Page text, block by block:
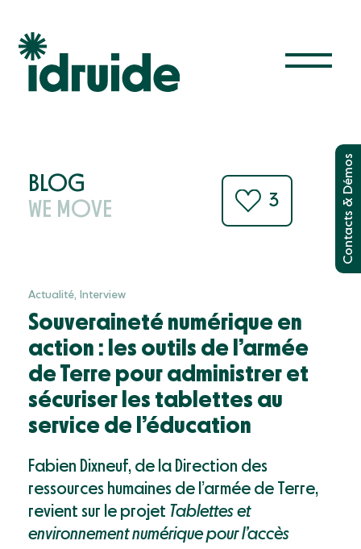
Contacts
& Démos
Administrer les appareils
Filtrer internet
Gérer la classe
Ressources
Blog
Webinaires & événements
Documentation
Success Stories
Mon compte
BLOG
WE MOVE
Actualité, Interview
Souveraineté numérique en
action : les outils de l’armée
de Terre pour administrer et
sécuriser les tablettes au
service de l’éducation
3
Fabien Dixneuf, de la Direction des
ressources humaines de l’armée de Terre,
revient sur le projet Tablettes et
environnement numérique pour l’accès